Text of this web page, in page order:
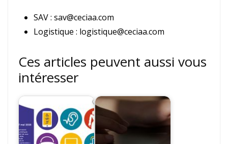
SAV : sav@ceciaa.com
Logistique : logistique@ceciaa.com
Ces articles peuvent aussi vous
intéresser